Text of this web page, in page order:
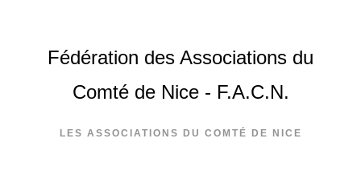
Fédération des Associations du
Comté de Nice - F.A.C.N.
LES ASSOCIATIONS DU COMTÉ DE NICE